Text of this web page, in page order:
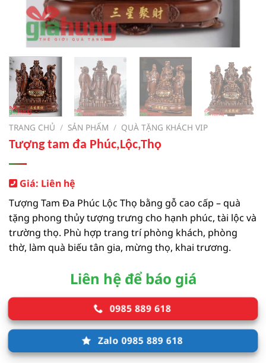
TRANG CHỦ / SẢN PHẨM / QUÀ TẶNG KHÁCH VIP
Tượng tam đa Phúc,Lộc,Thọ
Giá: Liên hệ
Tượng Tam Đa Phúc Lộc Thọ bằng gỗ cao cấp – quà
tặng phong thủy tượng trưng cho hạnh phúc, tài lộc và
trường thọ. Phù hợp trang trí phòng khách, phòng
thờ, làm quà biếu tân gia, mừng thọ, khai trương.
Liên hệ để báo giá
0985 889 618
Zalo 0985 889 618